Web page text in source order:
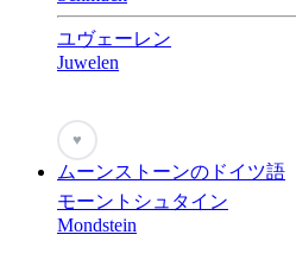
ユヴェーレン
Juwelen
♥
ムーンストーンのドイツ語
モーントシュタイン
Mondstein